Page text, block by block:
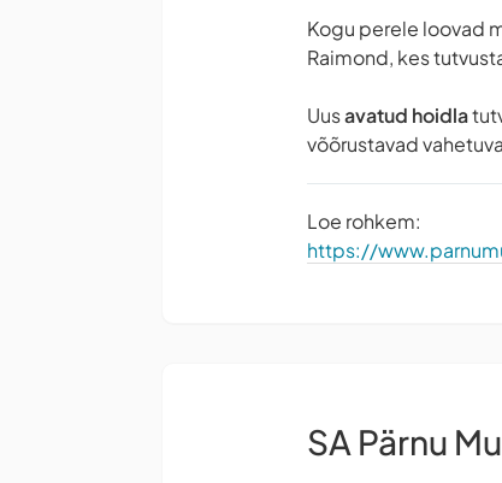
Kogu perele loovad
Raimond, kes
Uusavatud hoidla
võõrustavad
Loe rohkem:
https://
SA Pärnu